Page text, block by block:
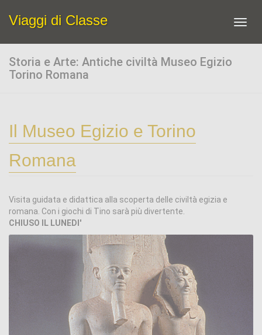
Viaggi di Classe
Storia e Arte: Antiche civiltà Museo Egizio
Torino Romana
Il Museo Egizio e Torino
Romana
Visita guidata e didattica alla scoperta delle civiltà egizia e
romana. Con i giochi di Tino sarà più divertente.
CHIUSO IL LUNEDI'